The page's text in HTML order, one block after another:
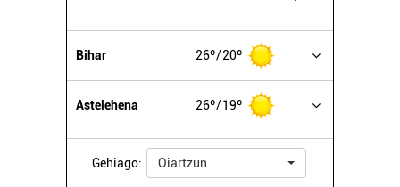
Bihar 26º 20º
Astelehena 26º 19º
Gehiago: Oiartzun